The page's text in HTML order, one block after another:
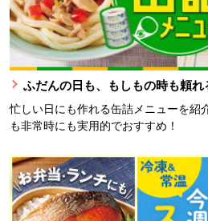
ふだんの日も、もしもの時も頼
忙しい日にも作れる缶詰メニューを紹
も非常時にも実用的でおすすめ！